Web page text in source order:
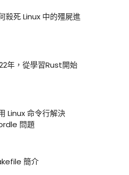
殺死 Linux 中的殭屍進
年，從學習Rust開始
Linux 命令行解決
問題
簡介